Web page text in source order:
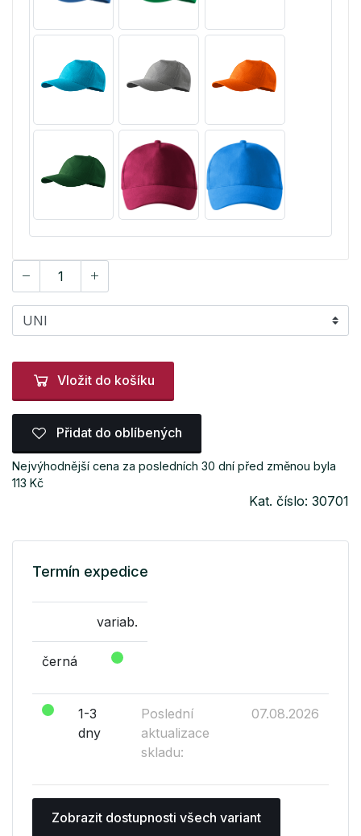
Vložit do košíku
Přidat do oblíbených
Nejvýhodnější cena za posledních 30 dní před změnou byla
113 Kč
Kat. číslo: 30701
Termín expedice
variab.
černá
1-3
dny
Poslední
aktualizace
skladu:
07.08.2026
Zobrazit dostupnosti všech variant